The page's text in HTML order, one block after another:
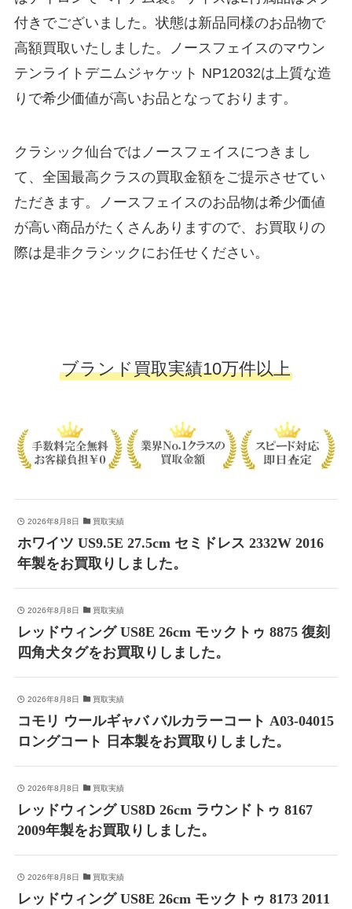
付きでございました。状態は新品同様のお品物で
高額買取いたしました。ノースフェイスのマウン
テンライトデニムジャケット NP12032は上質な造
りで希少価値が高いお品となっております。
クラシック仙台ではノースフェイスにつきまし
て、全国最高クラスの買取金額をご提示させてい
ただきます。ノースフェイスのお品物は希少価値
が高い商品がたくさんありますので、お買取りの
際は是非クラシックにお任せください。
ブランド買取実績10万件以上
2026年8月8日 買取実績
ホワイツ US9.5E 27.5cm セミドレス 2332W 2016
年製をお買取りしました。
2026年8月8日 買取実績
レッドウィング US8E 26cm モックトゥ 8875 復刻
四角犬タグをお買取りしました。
2026年8月8日 買取実績
コモリ ウールギャバ バルカラーコート A03-04015
ロングコート 日本製をお買取りしました。
2026年8月8日 買取実績
レッドウィング US8D 26cm ラウンドトゥ 8167
2009年製をお買取りしました。
2026年8月8日 買取実績
レッドウィング US8E 26cm モックトゥ 8173 2011